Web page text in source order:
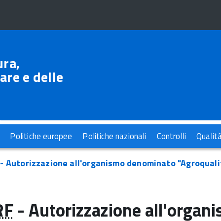
e delle
Politiche europee Politiche nazionali Controlli
- Autorizzazione all'organismo denominato
- Autorizzazione